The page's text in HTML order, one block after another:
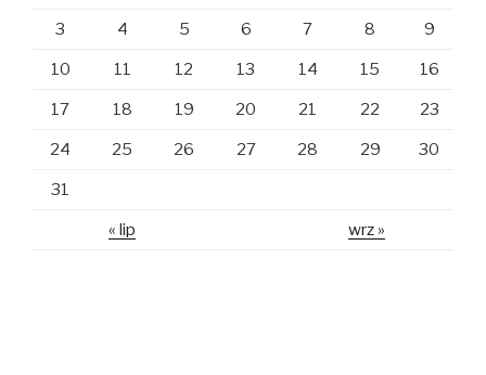
3 4 5 6 7 8 9
10 11 12 13 14 15 16
17 18 19 20 21 22 23
24 25 26 27 28 29 30
31
« lip wrz »